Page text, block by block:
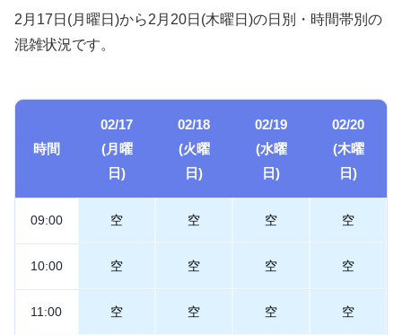
2月17日(月曜日)から2月20日(木曜日)の日別・時間帯別の
混雑状況です。
時間
02/17
(月曜
日)
02/18
(火曜
日)
02/19
(水曜
日)
02/20
(木曜
日)
09:00 空 空 空 空
10:00 空 空 空 空
11:00 空 空 空 空